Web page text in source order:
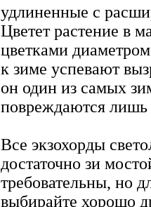
удлиненные с
Цветет растение в
цветками
к зиме успевают
он один из самых
повреждаются лишь
Все экзохорды
достаточно зи
требовательны, но
выбирайте хорошо